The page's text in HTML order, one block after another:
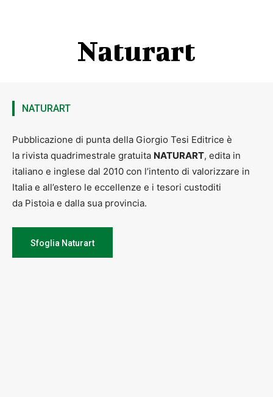
Naturart
NATURART
Pubblicazione di punta della Giorgio Tesi Editrice è
la rivista quadrimestrale gratuita NATURART, edita in
italiano e inglese dal 2010 con l’intento di valorizzare in
Italia e all’estero le eccellenze e i tesori custoditi
da Pistoia e dalla sua provincia.
Sfoglia Naturart